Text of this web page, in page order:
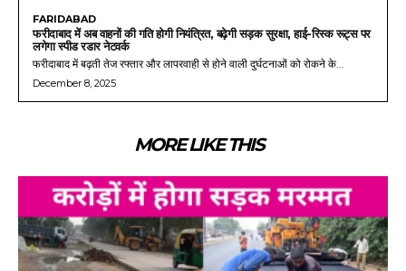
FARIDABAD
फरीदाबाद में अब वाहनों की गति होगी नियंत्रित, बढ़ेगी सड़क सुरक्षा, हाई-रिस्क रूट्स पर
लगेगा स्पीड रडार नेटवर्क
फरीदाबाद में बढ़ती तेज रफ्तार और लापरवाही से होने वाली दुर्घटनाओं को रोकने के...
December 8, 2025
MORE LIKE THIS